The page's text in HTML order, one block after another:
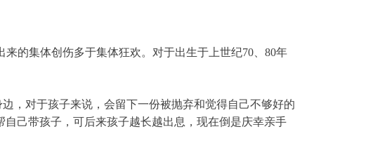
的集体创伤多于集体狂欢。对于出生于上世纪70、80年
，对于孩子来说，会留下一份被抛弃和觉得自己不够好的
己带孩子，可后来孩子越长越出息，现在倒是庆幸亲手